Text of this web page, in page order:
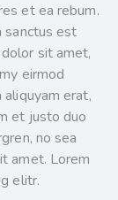
et ea rebum.
sanctus est
sit amet,
eirmod
erat,
et justo duo
no sea
amet. Lorem
elitr.